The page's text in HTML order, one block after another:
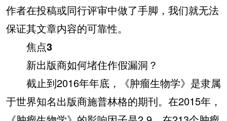
作者在投稿或同行评审中做了手脚，我们就无法
保证其文章内容的可靠性。
焦点3
新出版商如何堵住作假漏洞？
截止到2016年年底，《肿瘤生物学》是隶属
于世界知名出版商施普林格的期刊。在2015年，